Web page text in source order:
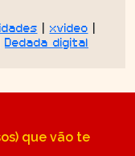
| xvideo |
Dedada digital
que vão te